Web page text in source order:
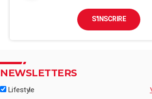
S'INSCRIRE
NEWSLETTERS
Lifestyle